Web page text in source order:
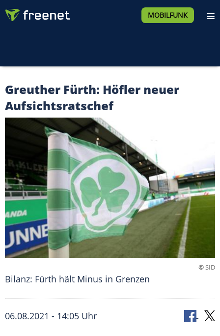
MOBILFUNK
Greuther Fürth: Höfler neuer
Aufsichtsratschef
©SID
Bilanz: Fürth hält Minus in Grenzen
06.08.2021 - 14:05 Uhr